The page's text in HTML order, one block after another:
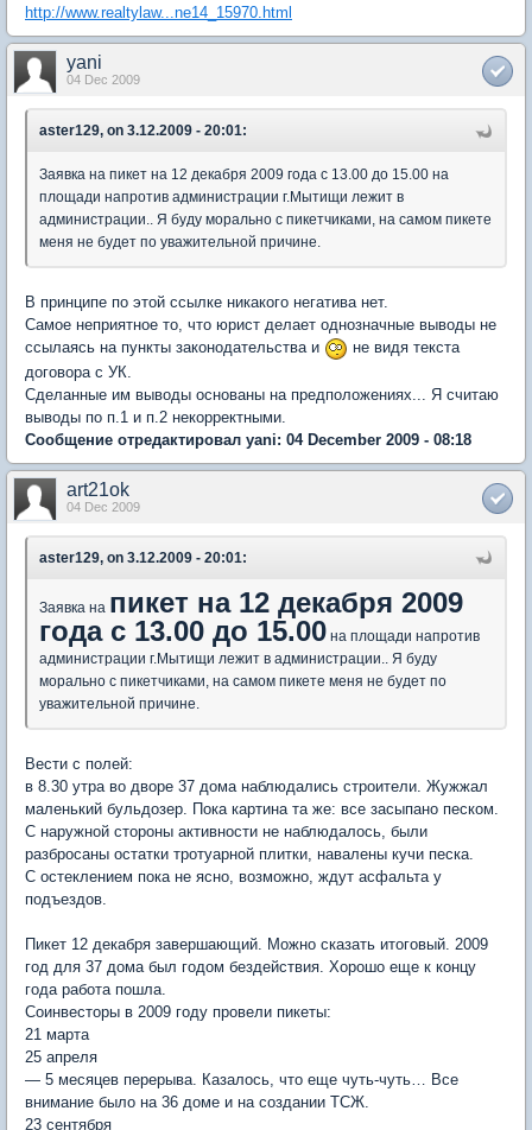
http://www.realtylaw...ne14_15970.html
yani
04 Dec 2009
aster129, on 3.12.2009 - 20:01:
Заявка на пикет на 12 декабря 2009 года с 13.00 до 15.00 на
площади напротив администрации г.Мытищи лежит в
администрации.. Я буду морально с пикетчиками, на самом пикете
меня не будет по уважительной причине.
В принципе по этой ссылке никакого негатива нет.
Самое неприятное то, что юрист делает однозначные выводы не
ссылаясь на пункты законодательства и
не видя текста
договора с УК.
Сделанные им выводы основаны на предположениях... Я считаю
выводы по п.1 и п.2 некорректными.
Сообщение отредактировал yani: 04 December 2009 - 08:18
art21ok
04 Dec 2009
aster129, on 3.12.2009 - 20:01:
Заявка на пикет на 12 декабря 2009
года с 13.00 до 15.00 на площади напротив
администрации г.Мытищи лежит в администрации.. Я буду
морально с пикетчиками, на самом пикете меня не будет по
уважительной причине.
Вести с полей:
в 8.30 утра во дворе 37 дома наблюдались строители. Жужжал
маленький бульдозер. Пока картина та же: все засыпано песком.
С наружной стороны активности не наблюдалось, были
разбросаны остатки тротуарной плитки, навалены кучи песка.
С остеклением пока не ясно, возможно, ждут асфальта у
подъездов.
Пикет 12 декабря завершающий. Можно сказать итоговый. 2009
год для 37 дома был годом бездействия. Хорошо еще к концу
года работа пошла.
Соинвесторы в 2009 году провели пикеты:
21 марта
25 апреля
— 5 месяцев перерыва. Казалось, что еще чуть-чуть… Все
внимание было на 36 доме и на создании ТСЖ.
23 сентября